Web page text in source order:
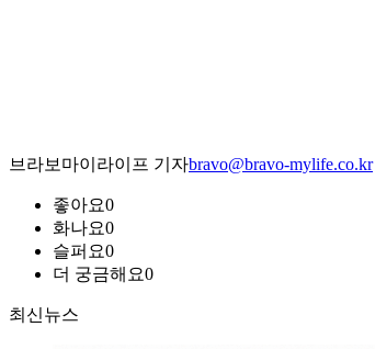
브라보마이라이프 기자bravo@bravo-mylife.co.kr
좋아요0
화나요0
슬퍼요0
더 궁금해요0
최신뉴스